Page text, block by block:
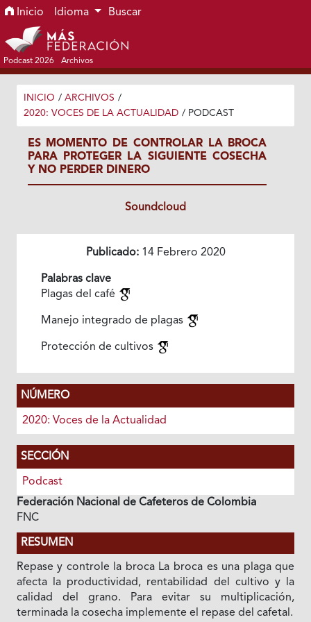
Ir al menú de navegación principal
Ir al contenido principal
Ir al pie de página del sitio
Inicio Idioma Buscar
Podcast 2026 Archivos
INICIO / ARCHIVOS /
2020: VOCES DE LA ACTUALIDAD / PODCAST
ES MOMENTO DE CONTROLAR LA BROCA
PARA PROTEGER LA SIGUIENTE COSECHA
Y NO PERDER DINERO
Soundcloud
Publicado:14 Febrero 2020
Palabras clave
Plagas del café
Manejo integrado de plagas
Protección de cultivos
NÚMERO
2020: Voces de la Actualidad
SECCIÓN
Podcast
Federación Nacional de Cafeteros de Colombia
FNC
RESUMEN
Repase y controle la broca La broca es una plaga que
afecta la productividad, rentabilidad del cultivo y la
calidad del grano. Para evitar su multiplicación,
terminada la cosecha implemente el repase del cafetal.